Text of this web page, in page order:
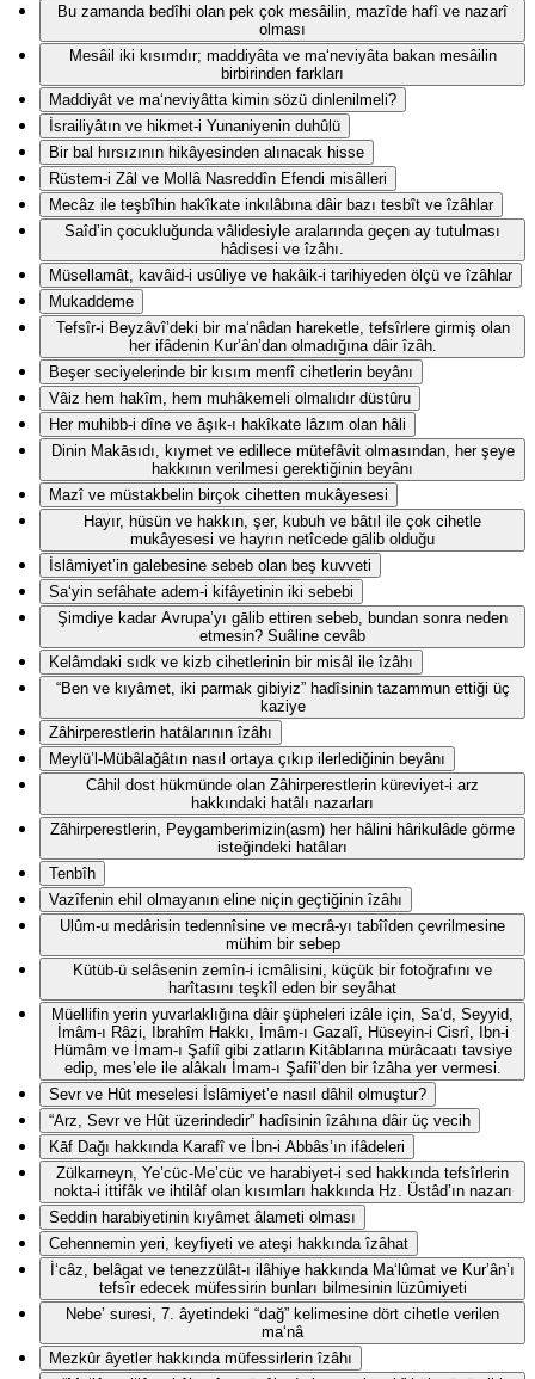
Bu zamanda bedîhi olan pek çok mesâilin, mazîde hafî ve nazarî
olması
Mesâil iki kısımdır; maddiyâta ve ma‘neviyâta bakan mesâilin
birbirinden farkları
Maddiyât ve ma‘neviyâtta kimin sözü dinlenilmeli?
İsrailiyâtın ve hikmet-i Yunaniyenin duhûlü
Bir bal hırsızının hikâyesinden alınacak hisse
Rüstem-i Zâl ve Mollâ Nasreddîn Efendi misâlleri
Mecâz ile teşbîhin hakîkate inkılâbına dâir bazı tesbît ve îzâhlar
Saîd’in çocukluğunda vâlidesiyle aralarında geçen ay tutulması
hâdisesi ve îzâhı.
Müsellamât, kavâid-i usûliye ve hakâik-i tarihiyeden ölçü ve îzâhlar
Mukaddeme
Tefsîr-i Beyzâvî’deki bir ma‘nâdan hareketle, tefsîrlere girmiş olan
her ifâdenin Kur’ân’dan olmadığına dâir îzâh.
Beşer seciyelerinde bir kısım menfî cihetlerin beyânı
Vâiz hem hakîm, hem muhâkemeli olmalıdır düstûru
Her muhibb-i dîne ve âşık-ı hakîkate lâzım olan hâli
Dinin Makāsıdı, kıymet ve edillece mütefâvit olmasından, her şeye
hakkının verilmesi gerektiğinin beyânı
Mazî ve müstakbelin birçok cihetten mukâyesesi
Hayır, hüsün ve hakkın, şer, kubuh ve bâtıl ile çok cihetle
mukâyesesi ve hayrın netîcede gālib olduğu
İslâmiyet’in galebesine sebeb olan beş kuvveti
Sa‘yin sefâhate adem-i kifâyetinin iki sebebi
Şimdiye kadar Avrupa’yı gālib ettiren sebeb, bundan sonra neden
etmesin? Suâline cevâb
Kelâmdaki sıdk ve kizb cihetlerinin bir misâl ile îzâhı
“Ben ve kıyâmet, iki parmak gibiyiz” hadîsinin tazammun ettiği üç
kaziye
Zâhirperestlerin hatâlarının îzâhı
Meylü’l-Mübâlağâtın nasıl ortaya çıkıp ilerlediğinin beyânı
Câhil dost hükmünde olan Zâhirperestlerin küreviyet-i arz
hakkındaki hatâlı nazarları
Zâhirperestlerin, Peygamberimizin(asm) her hâlini hârikulâde görme
isteğindeki hatâları
Tenbîh
Vazîfenin ehil olmayanın eline niçin geçtiğinin îzâhı
Ulûm-u medârisin tedennîsine ve mecrâ-yı tabîîden çevrilmesine
mühim bir sebep
Kütüb-ü selâsenin zemîn-i icmâlisini, küçük bir fotoğrafını ve
harîtasını teşkîl eden bir seyâhat
Müellifin yerin yuvarlaklığına dâir şüpheleri izâle için, Sa‘d, Seyyid,
İmâm-ı Râzi, İbrahîm Hakkı, İmâm-ı Gazalî, Hüseyin-i Cisrî, İbn-i
Hümâm ve İmam-ı Şafiî gibi zatların Kitâblarına mürâcaatı tavsiye
edip, mes’ele ile alâkalı İmam-ı Şafiî’den bir îzâha yer vermesi.
Sevr ve Hût meselesi İslâmiyet’e nasıl dâhil olmuştur?
“Arz, Sevr ve Hût üzerindedir” hadîsinin îzâhına dâir üç vecih
Kāf Dağı hakkında Karafî ve İbn-i Abbâs’ın ifâdeleri
Zülkarneyn, Ye’cüc-Me’cüc ve harabiyet-i sed hakkında tefsîrlerin
nokta-i ittifâk ve ihtilâf olan kısımları hakkında Hz. Üstâd’ın nazarı
Seddin harabiyetinin kıyâmet âlameti olması
Cehennemin yeri, keyfiyeti ve ateşi hakkında îzâhat
İ‘câz, belâgat ve tenezzülât-ı ilâhiye hakkında Ma‘lûmat ve Kur’ân’ı
tefsîr edecek müfessirin bunları bilmesinin lüzûmiyeti
Nebe’ suresi, 7. âyetindeki “dağ” kelimesine dört cihetle verilen
ma‘nâ
Mezkûr âyetler hakkında müfessirlerin îzâhı